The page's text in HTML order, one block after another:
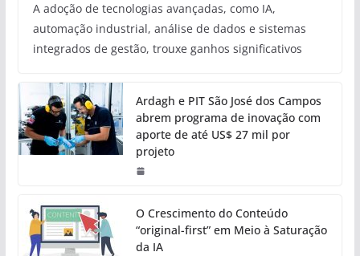
A adoção de tecnologias avançadas, como IA,
automação industrial, análise de dados e sistemas
integrados de gestão, trouxe ganhos significativos
Ardagh e PIT São José dos Campos
abrem programa de inovação com
aporte de até US$ 27 mil por
projeto
O Crescimento do Conteúdo
“original-first” em Meio à Saturação
da IA